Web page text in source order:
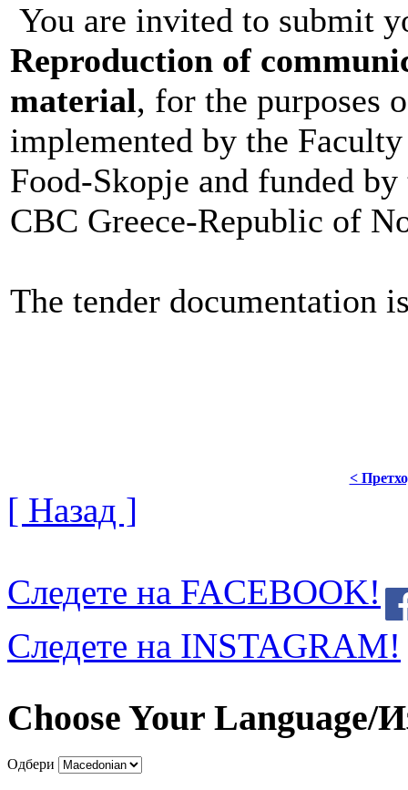
You are invited to submit
Reproduction of
material, for the purposes
implemented by the
Food-Skopje and funded
CBC Greece-Republic of
The tender documentation
<
[ Назад ]
Следете на FACEBOOK!
Следете на INSTAGRAM!
Choose Your Language/
Одбери